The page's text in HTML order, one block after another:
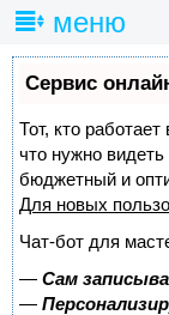
меню
Сервис
Тот, кто
что нужно
бюджетный и
Для новых
Чат-бот для
— Сам
—